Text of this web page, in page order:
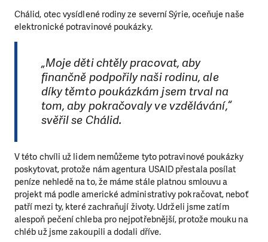
Chálid, otec vysídlené rodiny ze severní Sýrie, oceňuje naše
elektronické potravinové poukázky.
„Moje děti chtěly pracovat, aby
finančně podpořily naši rodinu, ale
díky těmto poukázkám jsem trval na
tom, aby pokračovaly ve vzdělávání,“
svěřil se Chálid.
V této chvíli už lidem nemůžeme tyto potravinové poukázky
poskytovat, protože nám agentura USAID přestala posílat
peníze nehledě na to, že máme stále platnou smlouvu a
projekt má podle americké administrativy pokračovat, neboť
patří mezi ty, které zachraňují životy. Udrželi jsme zatím
alespoň pečení chleba pro nejpotřebnější, protože mouku na
chléb už jsme zakoupili a dodali dříve.